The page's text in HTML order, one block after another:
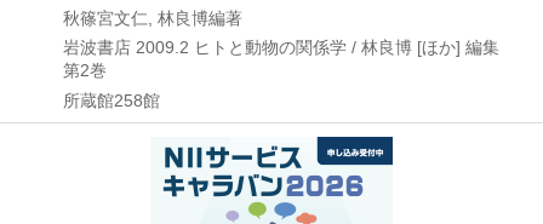
秋篠宮文仁, 林良博編著
岩波書店 2009.2 ヒトと動物の関係学 / 林良博 [ほか] 編集
第2巻
所蔵館258館